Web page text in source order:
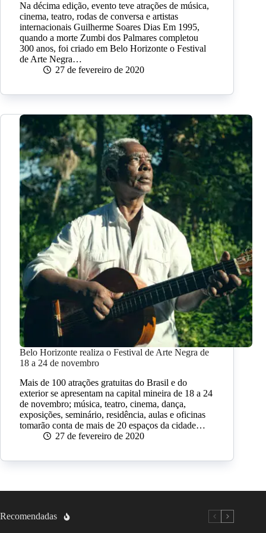
Na décima edição, evento teve atrações de música,
cinema, teatro, rodas de conversa e artistas
internacionais Guilherme Soares Dias Em 1995,
quando a morte Zumbi dos Palmares completou
300 anos, foi criado em Belo Horizonte o Festival
de Arte Negra…
27 de fevereiro de 2020
Belo Horizonte realiza o Festival de Arte Negra de
18 a 24 de novembro
Mais de 100 atrações gratuitas do Brasil e do
exterior se apresentam na capital mineira de 18 a 24
de novembro; música, teatro, cinema, dança,
exposições, seminário, residência, aulas e oficinas
tomarão conta de mais de 20 espaços da cidade…
27 de fevereiro de 2020
Recomendadas